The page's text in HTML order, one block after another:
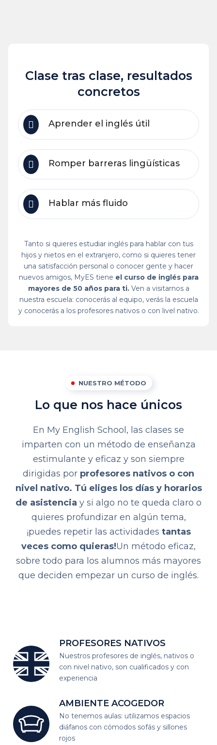
Clase tras clase, resultados
concretos
Aprender el inglés útil
Romper barreras lingüísticas
Hablar más fluido
Tanto si quieres estudiar inglés para hablar con tus
hijos y nietos en el extranjero, como si quieres tener
una satisfacción personal o conocer gente y hacer
nuevos amigos, MyES tiene el curso de inglés para
mayores de 50 años para ti.Ven a visitarnos a
nuestra escuela: conocerás al equipo, verás la escuela
y conocerás a los profesores nativos o con livel nativo.
NUESTRO MÉTODO
Lo que nos hace únicos
En My English School, las clases se
imparten con un método de enseñanza
estimulante y eficaz y son siempre
dirigidas por profesores nativos o con
nivel nativo. Tú eliges los días y horarios
de asistencia y si algo no te queda claro o
quieres profundizar en algún tema,
¡puedes repetir las actividades tantas
veces como quieras!Un método eficaz,
sobre todo para los alumnos más mayores
que deciden empezar un curso de inglés.
PROFESORES NATIVOS
Nuestros profesores de inglés, nativos o
con nivel nativo, son cualificados y con
experiencia
AMBIENTEACOGEDOR
No tenemos aulas: utilizamos espacios
diáfanos con cómodos sofás y sillones
rojos